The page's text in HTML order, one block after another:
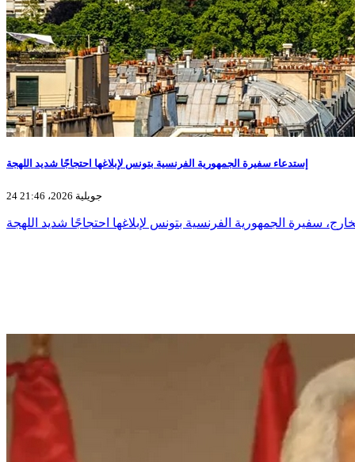
إستدعاء سفيرة الجمهورية الفرنسية بتونس لإبلاغها احتجاجًا شديد اللهجة
24 جويلية 2026، 21:46